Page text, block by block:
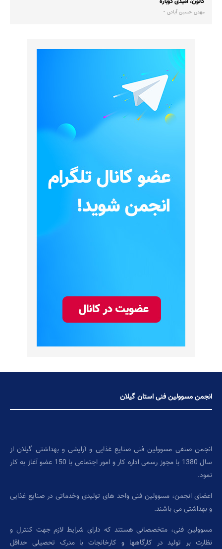
مهدی حسین آبادی
انجمن مسوولین فنی استان گیلان
انجمن صنفی مسوولین فنی صنایع غذایی و آرایشی و بهداشتی گیلان از
سال 1380 با مجوز رسمی اداره کار و امور اجتماعی با 150 عضو آغاز به کار
نمود.
اعضای انجمن، مسوولین فنی واحد های تولیدی وخدماتی در صنایع غذایی
و بهداشتی می باشند.
مسوولین فنی، متخصصانی هستند که دارای شرایط لازم جهت کنترل و
نظارت بر تولید در کارگاهها و کارخانجات با مدرک تحصیلی حداقل